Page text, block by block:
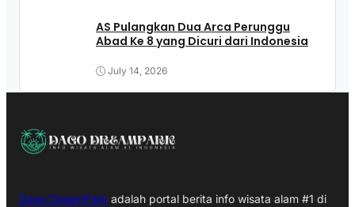
AS Pulangkan Dua Arca Perunggu
Abad Ke 8 yang Dicuri dari Indonesia
July 14, 2026
Dago DreamPark adalah portal berita info wisata alam #1 di